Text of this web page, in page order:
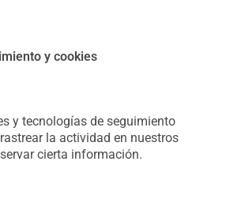
y cookies
y tecnologías de seguimiento
la actividad en nuestros
cierta información.